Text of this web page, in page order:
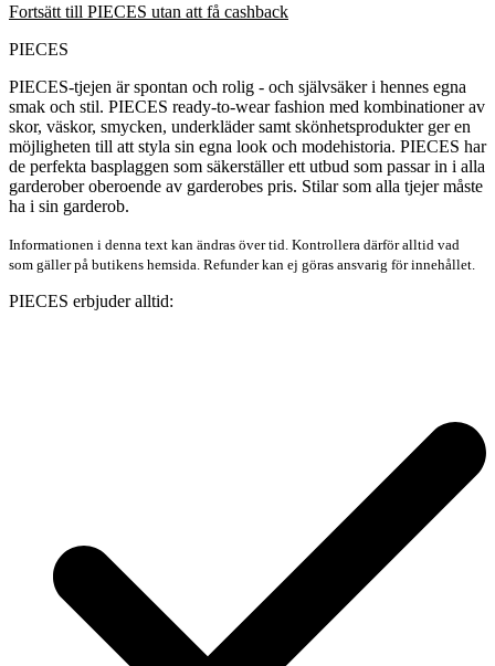
Fortsätt till PIECES utan att få cashback
PIECES
PIECES-tjejen är spontan och rolig - och självsäker i hennes egna
smak och stil. PIECES ready-to-wear fashion med kombinationer av
skor, väskor, smycken, underkläder samt skönhetsprodukter ger en
möjligheten till att styla sin egna look och modehistoria. PIECES har
de perfekta basplaggen som säkerställer ett utbud som passar in i alla
garderober oberoende av garderobes pris. Stilar som alla tjejer måste
ha i sin garderob.
Informationen i denna text kan ändras över tid. Kontrollera därför alltid vad
som gäller på butikens hemsida. Refunder kan ej göras ansvarig för innehållet.
PIECES erbjuder alltid: